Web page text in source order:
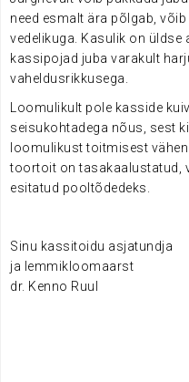
need esmalt ära põlgab,
vedelikuga. Kasulik on üldse
kassipojad juba varakult
vaheldusrikkusega.
Loomulikult pole kasside
seisukohtadega nõus, sest
loomulikust toitmisest
toortoit on tasakaalustatud,
esitatud pooltõdedeks.
Sinu kassitoidu asjatundja
ja lemmikloomaarst
dr. Kenno Ruul